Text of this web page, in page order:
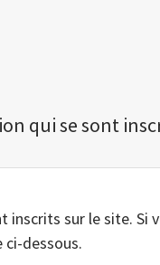
qui se sont
sur le site. Si
dessous.